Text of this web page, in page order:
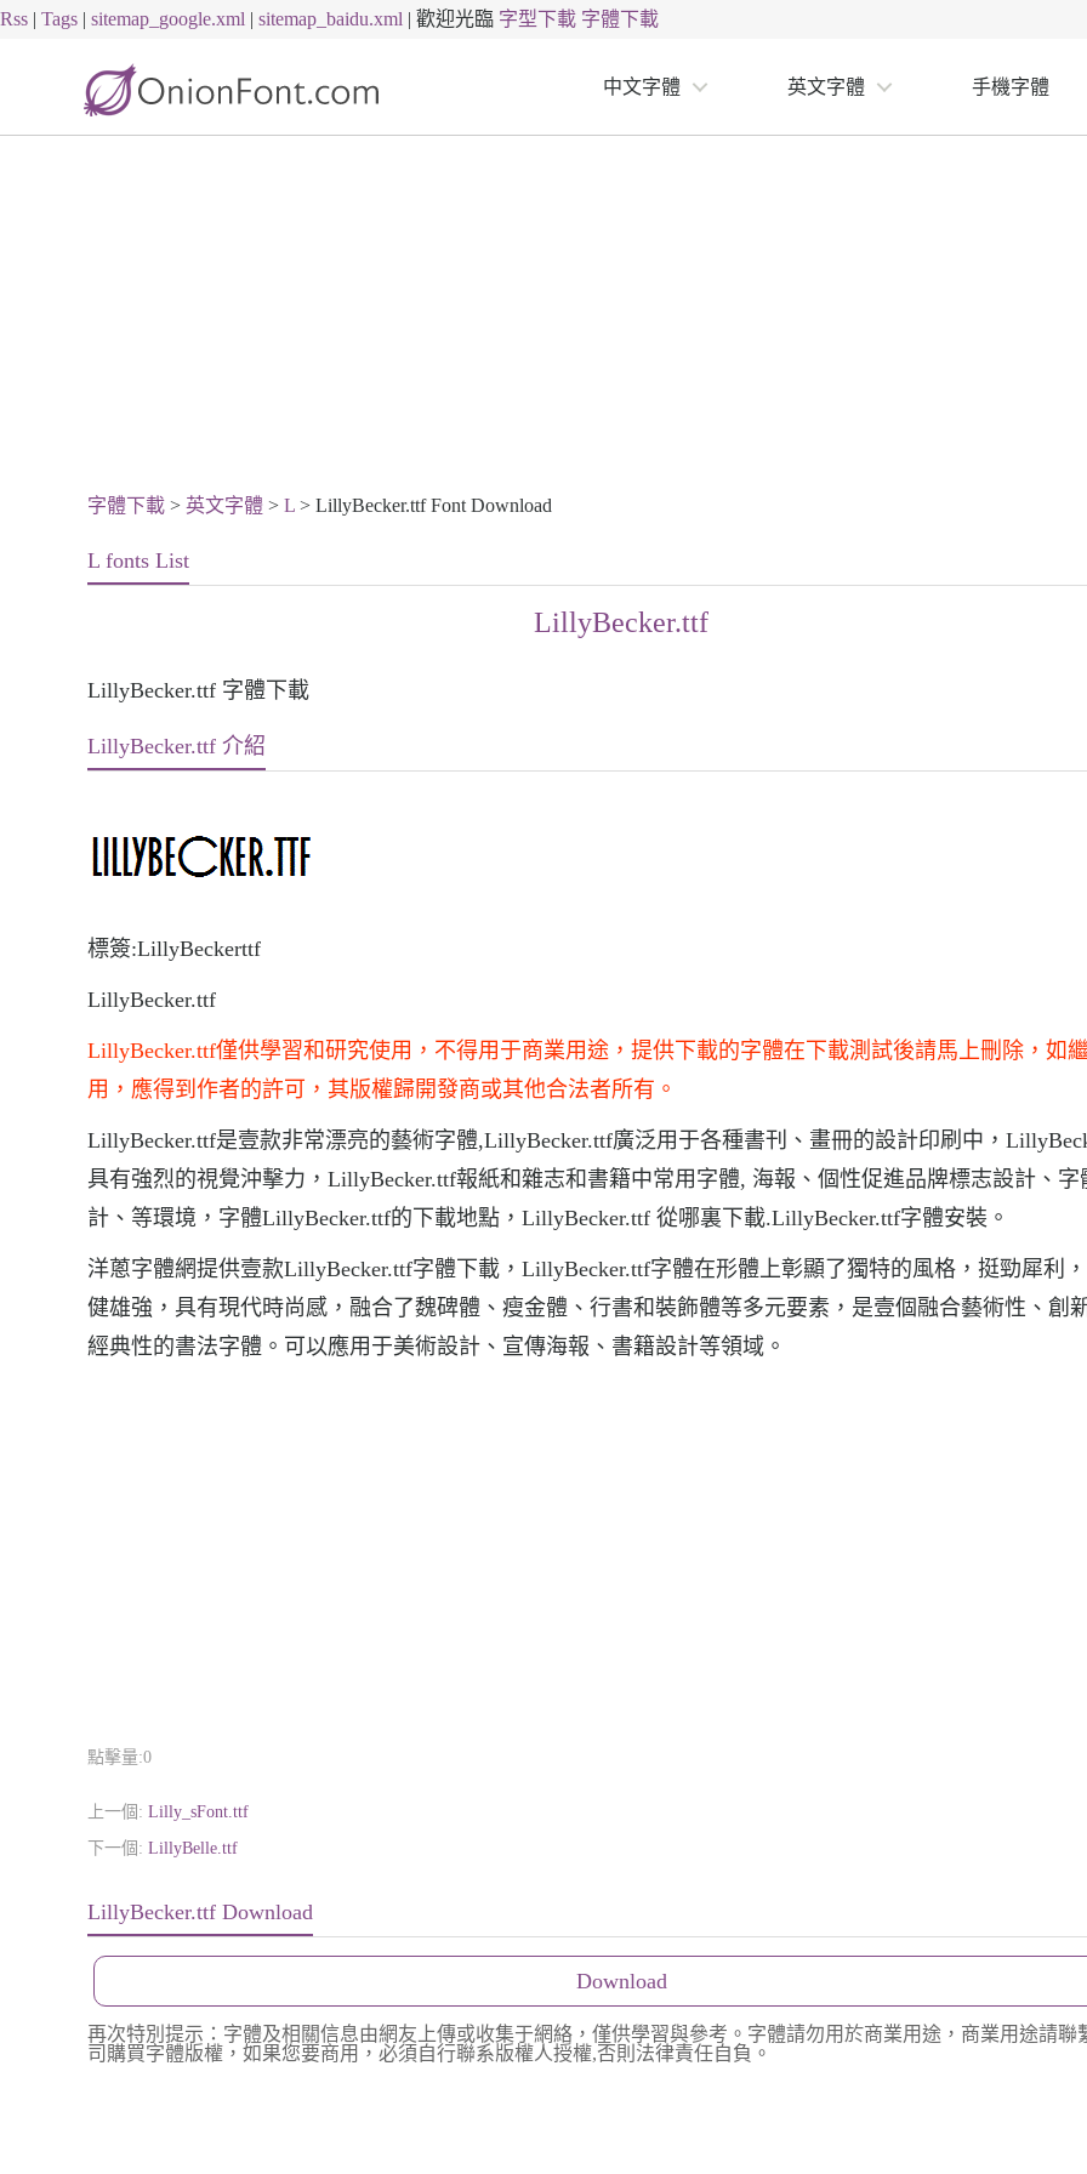
Rss | Tags | sitemap_google.xml | sitemap_baidu.xml | 歡迎光臨 字型下載 字體下載
中文字體 英文字體 手機字體
字體下載 > 英文字體 > L > LillyBecker.ttf Font Download
L fonts List
LillyBecker.ttf
LillyBecker.ttf 字體下載
LillyBecker.ttf 介紹
標簽:LillyBeckerttf
LillyBecker.ttf
LillyBecker.ttf僅供學習和研究使用，不得用于商業用途，提供下載的字體在下載測試後請馬上刪除，如
用，應得到作者的許可，其版權歸開發商或其他合法者所有。
LillyBecker.ttf是壹款非常漂亮的藝術字體,LillyBecker.ttf廣泛用于各種書刊、畫冊的設計印刷中，
具有強烈的視覺沖擊力，LillyBecker.ttf報紙和雜志和書籍中常用字體, 海報、個性促進品牌標志設計、字
計、等環境，字體LillyBecker.ttf的下載地點，LillyBecker.ttf 從哪裏下載.LillyBecker.ttf字體安裝。
洋蔥字體網提供壹款LillyBecker.ttf字體下載，LillyBecker.ttf字體在形體上彰顯了獨特的風格，挺勁犀利
健雄強，具有現代時尚感，融合了魏碑體、瘦金體、行書和裝飾體等多元要素，是壹個融合藝術性、創
經典性的書法字體。可以應用于美術設計、宣傳海報、書籍設計等領域。
點擊量:0
上一個: Lilly_sFont.ttf
下一個: LillyBelle.ttf
LillyBecker.ttf Download
Download
再次特別提示：字體及相關信息由網友上傳或收集于網絡，僅供學習與參考。字體請勿用於商業用途，商業用途請聯
司購買字體版權，如果您要商用，必須自行聯系版權人授權,否則法律責任自負。